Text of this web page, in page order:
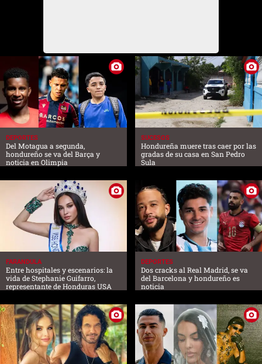
DEPORTES
Del Motagua a segunda,
hondureño se va del Barça y
noticia en Olimpia
SUCESOS
Hondureña muere tras caer por las
gradas de su casa en San Pedro
Sula
FARANDULA
Entre hospitales y escenarios: la
vida de Stephanie Guifarro,
representante de Honduras USA
DEPORTES
Dos cracks al Real Madrid, se va
del Barcelona y hondureño es
noticia